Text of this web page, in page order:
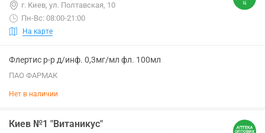
г. Киев, ул. Полтавская, 10
Пн-Вс: 08:00-21:00
На карте
Флертис р-р д/инф. 0,3мг/мл фл. 100мл
ПАО ФАРМАК
Нет в наличии
Киев №1 "Витаникус"